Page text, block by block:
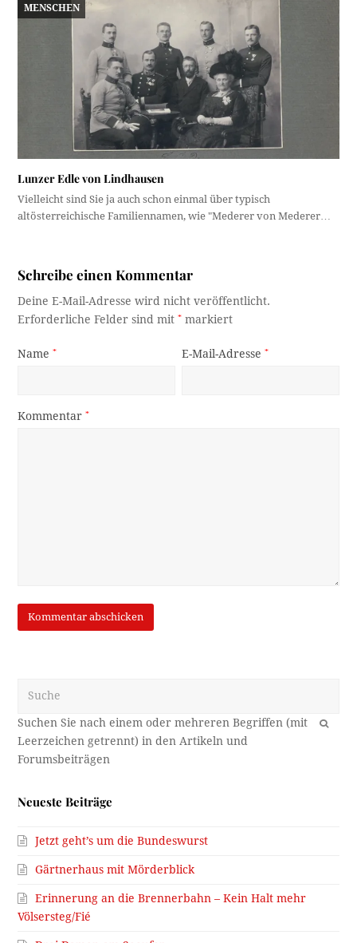
MENSCHEN
Lunzer Edle von Lindhausen
Vielleicht sind Sie ja auch schon einmal über typisch
altösterreichische Familiennamen, wie "Mederer von Mederer…
Schreibe einen Kommentar
Deine E-Mail-Adresse wird nicht veröffentlicht.
Erforderliche Felder sind mit* markiert
Name* E-Mail-Adresse*
Kommentar*
OK
Neueste Beiträge
Jetzt geht’s um die Bundeswurst
Gärtnerhaus mit Mörderblick
Erinnerung an die Brennerbahn – Kein Halt mehr
Völsersteg/Fié